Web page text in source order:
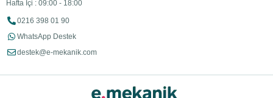
Hafta İçi : 09:00 - 18:00
0216 398 01 90
WhatsApp Destek
destek@e-mekanik.com